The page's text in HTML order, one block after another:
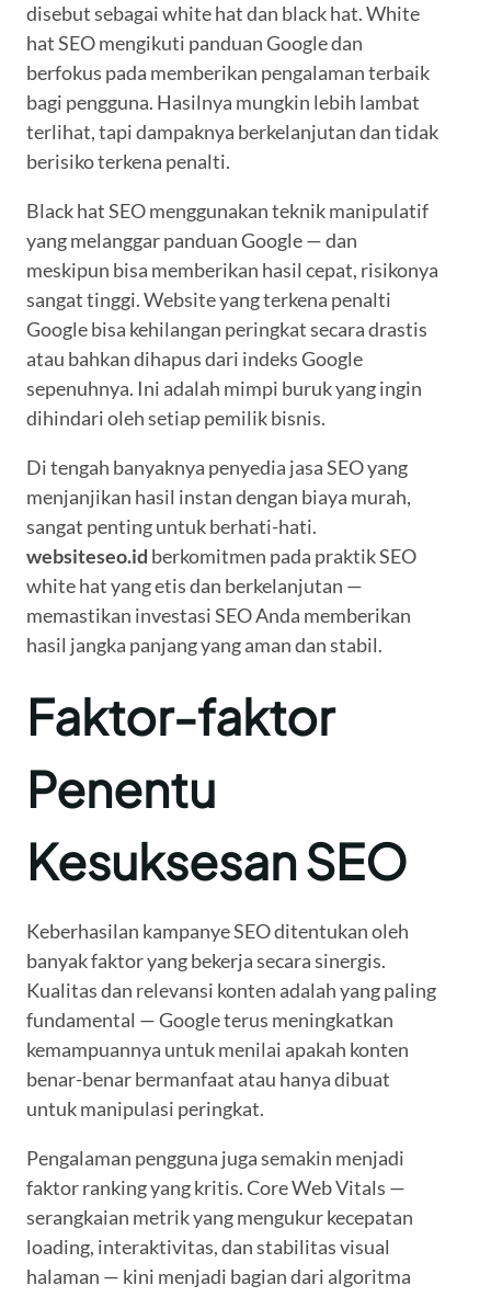
disebut sebagai white hat dan black hat. White
hat SEO mengikuti panduan Google dan
berfokus pada memberikan pengalaman terbaik
bagi pengguna. Hasilnya mungkin lebih lambat
terlihat, tapi dampaknya berkelanjutan dan tidak
berisiko terkena penalti.
Black hat SEO menggunakan teknik manipulatif
yang melanggar panduan Google — dan
meskipun bisa memberikan hasil cepat, risikonya
sangat tinggi. Website yang terkena penalti
Google bisa kehilangan peringkat secara drastis
atau bahkan dihapus dari indeks Google
sepenuhnya. Ini adalah mimpi buruk yang ingin
dihindari oleh setiap pemilik bisnis.
Di tengah banyaknya penyedia jasa SEO yang
menjanjikan hasil instan dengan biaya murah,
sangat penting untuk berhati-hati.
websiteseo.id berkomitmen pada praktik SEO
white hat yang etis dan berkelanjutan —
memastikan investasi SEO Anda memberikan
hasil jangka panjang yang aman dan stabil.
Faktor-faktor
Penentu
Kesuksesan SEO
Keberhasilan kampanye SEO ditentukan oleh
banyak faktor yang bekerja secara sinergis.
Kualitas dan relevansi konten adalah yang paling
fundamental — Google terus meningkatkan
kemampuannya untuk menilai apakah konten
benar-benar bermanfaat atau hanya dibuat
untuk manipulasi peringkat.
Pengalaman pengguna juga semakin menjadi
faktor ranking yang kritis. Core Web Vitals —
serangkaian metrik yang mengukur kecepatan
loading, interaktivitas, dan stabilitas visual
halaman — kini menjadi bagian dari algoritma